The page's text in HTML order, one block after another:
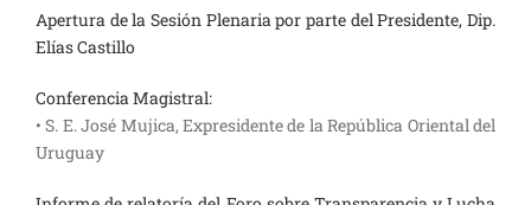
Apertura de la Sesión Plenaria por parte del Presidente, Dip.
Elías Castillo
Conferencia Magistral:
• S. E. José Mujica, Expresidente de la República Oriental del
Uruguay